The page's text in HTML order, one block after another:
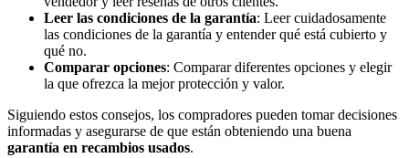
Leer las condiciones de la garantía: Leer cuidadosamente
las condiciones de la garantía y entender qué está cubierto y
qué no.
Comparar opciones: Comparar diferentes opciones y elegir
la que ofrezca la mejor protección y valor.
Siguiendo estos consejos, los compradores pueden tomar decisiones
informadas y asegurarse de que están obteniendo una buena
garantía en recambios usados.